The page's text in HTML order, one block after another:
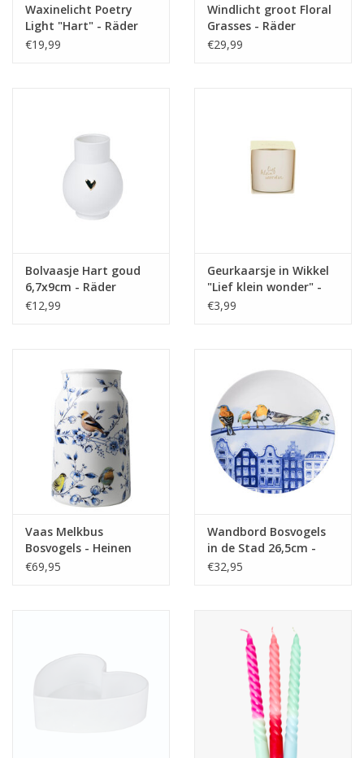
Waxinelicht Poetry
Light "Hart" - Räder
€19,99
Windlicht groot Floral
Grasses - Räder
€29,99
Bolvaasje Hart goud
6,7x9cm - Räder
€12,99
Geurkaarsje in Wikkel
"Lief klein wonder" -
Zusss
€3,99
Vaas Melkbus
Bosvogels - Heinen
Delfts Blauw
€69,95
Wandbord Bosvogels
in de Stad 26,5cm -
Heinen Delfts Blauw
€32,95